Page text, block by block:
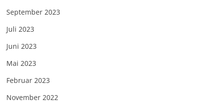
September 2023
Juli 2023
Juni 2023
Mai 2023
Februar 2023
November 2022